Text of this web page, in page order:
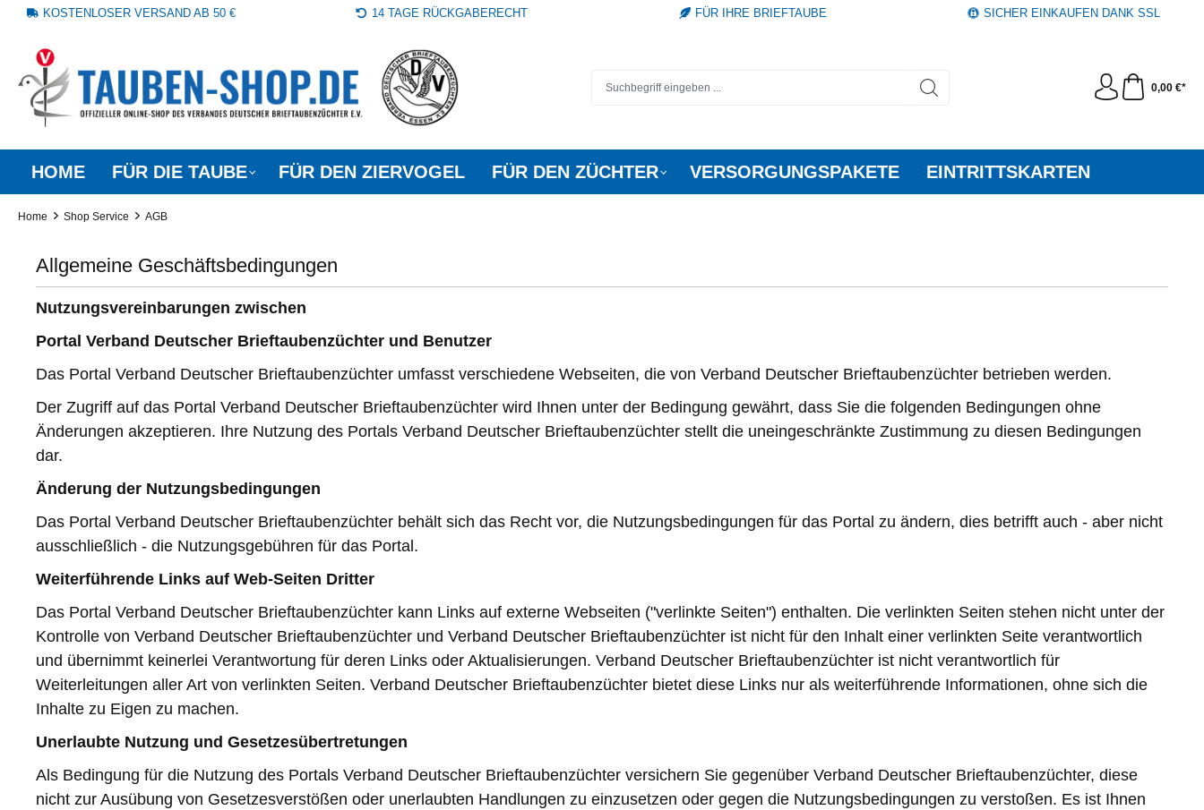
Zur Hauptnavigation springen
KOSTENLOSER VERSAND AB 50 € 14 TAGE RÜCKGABERECHT FÜR IHRE BRIEFTAUBE SICHER EINKAUFEN DANK SSL
0,00 €*
HOME FÜR DIE TAUBE FÜR DEN ZIERVOGEL FÜR DEN ZÜCHTER VERSORGUNGSPAKETE EINTRITTSKARTEN
Home Shop Service AGB
Allgemeine Geschäftsbedingungen
Nutzungsvereinbarungen zwischen
Portal Verband Deutscher Brieftaubenzüchter und Benutzer
Das Portal Verband Deutscher Brieftaubenzüchter umfasst verschiedene Webseiten, die von Verband Deutscher Brieftaubenzüchter betrieben werden.
Der Zugriff auf das Portal Verband Deutscher Brieftaubenzüchter wird Ihnen unter der Bedingung gewährt, dass Sie die folgenden Bedingungen ohne
Änderungen akzeptieren. Ihre Nutzung des Portals Verband Deutscher Brieftaubenzüchter stellt die uneingeschränkte Zustimmung zu diesen Bedingungen
dar.
Änderung der Nutzungsbedingungen
Das Portal Verband Deutscher Brieftaubenzüchter behält sich das Recht vor, die Nutzungsbedingungen für das Portal zu ändern, dies betrifft auch - aber nicht
ausschließlich - die Nutzungsgebühren für das Portal.
Weiterführende Links auf Web-Seiten Dritter
Das Portal Verband Deutscher Brieftaubenzüchter kann Links auf externe Webseiten ("verlinkte Seiten") enthalten. Die verlinkten Seiten stehen nicht unter der
Kontrolle von Verband Deutscher Brieftaubenzüchter und Verband Deutscher Brieftaubenzüchter ist nicht für den Inhalt einer verlinkten Seite verantwortlich
und übernimmt keinerlei Verantwortung für deren Links oder Aktualisierungen. Verband Deutscher Brieftaubenzüchter ist nicht verantwortlich für
Weiterleitungen aller Art von verlinkten Seiten. Verband Deutscher Brieftaubenzüchter bietet diese Links nur als weiterführende Informationen, ohne sich die
Inhalte zu Eigen zu machen.
Unerlaubte Nutzung und Gesetzesübertretungen
Als Bedingung für die Nutzung des Portals Verband Deutscher Brieftaubenzüchter versichern Sie gegenüber Verband Deutscher Brieftaubenzüchter, diese
nicht zur Ausübung von Gesetzesverstößen oder unerlaubten Handlungen zu einzusetzen oder gegen die Nutzungsbedingungen zu verstoßen. Es ist Ihnen